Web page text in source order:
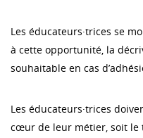
Les éducateurs·trices se
à cette opportunité, la
souhaitable en cas
Les éducateurs·trices
cœur de leur métier, soit le